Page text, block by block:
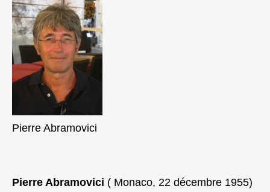
Pierre Abramovici
Pierre Abramovici ( Monaco, 22 décembre 1955)